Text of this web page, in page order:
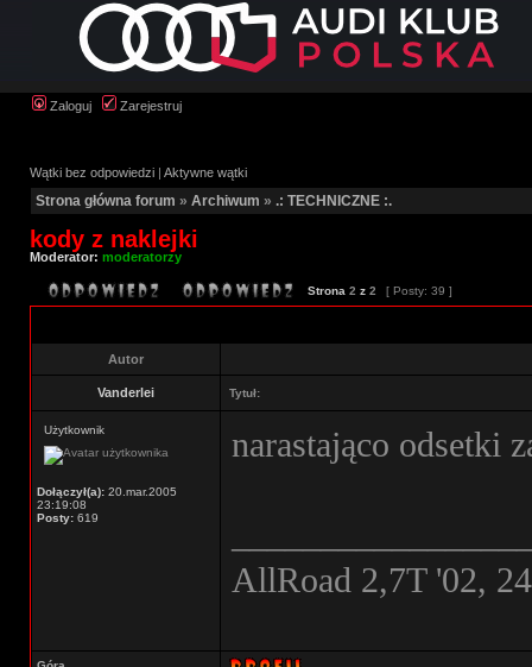
Zaloguj Zarejestruj
Wątki bez odpowiedzi | Aktywne wątki
Strona główna forum » Archiwum » .: TECHNICZNE :.
kody z naklejki
Moderator: moderatorzy
Strona 2 z 2 [ Posty: 39 ]
Autor
Vanderlei Tytuł:
Użytkownik
Dołączył(a): 20.mar.2005
23:19:08
Posty: 619
narastająco odsetki
AllRoad 2,7T '02,